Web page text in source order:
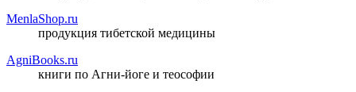
MenlaShop.ru
продукция тибетской медицины
AgniBooks.ru
книги по Агни-йоге и теософии